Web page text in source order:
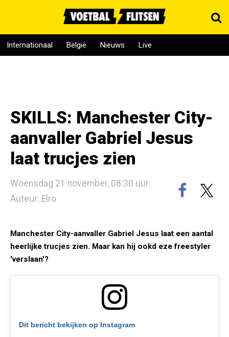
Internationaal België Nieuws Live
SKILLS: Manchester City-
aanvaller Gabriel Jesus
laat trucjes zien
Woensdag 21 november, 08:30 uur
Auteur: Elro
Manchester City-aanvaller Gabriel Jesus laat een aantal
heerlijke trucjes zien. Maar kan hij ookd eze freestyler
'verslaan'?
Dit bericht bekijken op Instagram